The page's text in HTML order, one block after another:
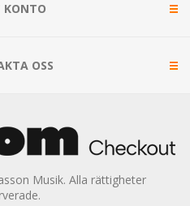
OSS
Musik. Alla rättigheter